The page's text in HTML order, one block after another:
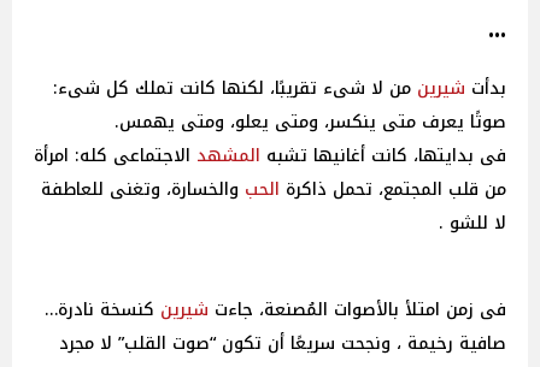
•••
بدأت شيرين من لا شىء تقريبًا، لكنها كانت تملك كل شىء:
صوتًا يعرف متى ينكسر، ومتى يعلو، ومتى يهمس.
فى بدايتها، كانت أغانيها تشبه المشهد الاجتماعى كله: امرأة
من قلب المجتمع، تحمل ذاكرة الحب والخسارة، وتغنى للعاطفة
لا للشو .
فى زمن امتلأ بالأصوات المُصنعة، جاءت شيرين كنسخة نادرة…
صافية رخيمة ، ونجحت سريعًا أن تكون “صوت القلب” لا مجرد